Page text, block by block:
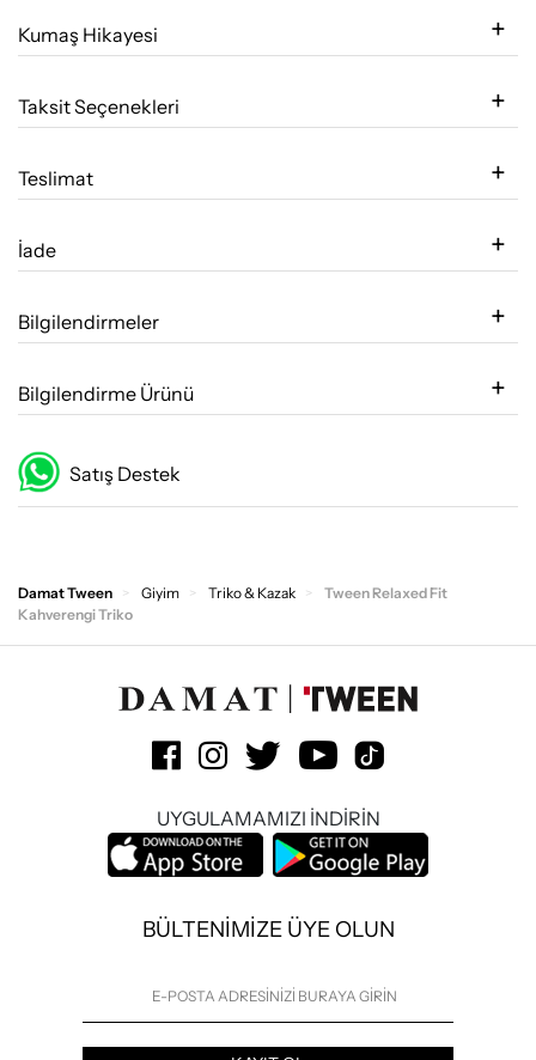
Kumaş Hikayesi
Taksit Seçenekleri
Teslimat
İade
Bilgilendirmeler
Bilgilendirme Ürünü
Satış Destek
Damat Tween Giyim Triko & Kazak
Tween Relaxed Fit
Kahverengi Triko
UYGULAMAMIZI İNDİRİN
BÜLTENİMİZE ÜYE OLUN